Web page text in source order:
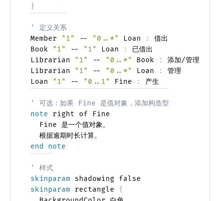
}
' 定义关系
Member
"1" -- "0..*" Loan :
借出
Book
"1" -- "1" Loan :
已借出
Librarian
"1" -- "0..*" Book :
添加/管理
Librarian
"1" -- "0..*" Loan :
管理
Loan
"1" -- "0..1" Fine : 产生
' 可选：如果 Fine 是值对象，添加构造型
note right of Fine
  Fine 是一个值对象。
end note
' 样式
skinparam
skinparam rectangle {